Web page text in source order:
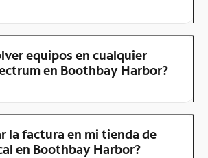
equipos en cualquier
en Boothbay Harbor?
la factura en mi tienda de
en Boothbay Harbor?